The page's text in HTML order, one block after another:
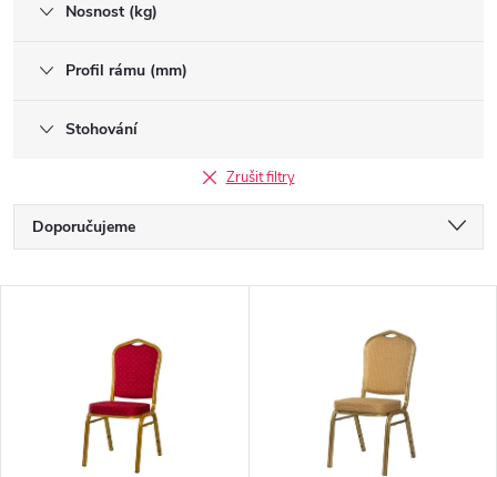
Nosnost (kg)
Profil rámu (mm)
Stohování
Zrušit filtry
Ř
a
Doporučujeme
Nejprodávanější
Abecedně